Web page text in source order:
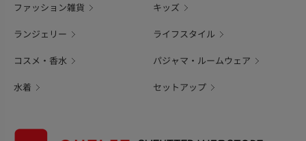
ファッション雑貨 キッズ
ランジェリー ライフスタイル
コスメ・香水 パジャマ・ルームウェア
水着 セットアップ